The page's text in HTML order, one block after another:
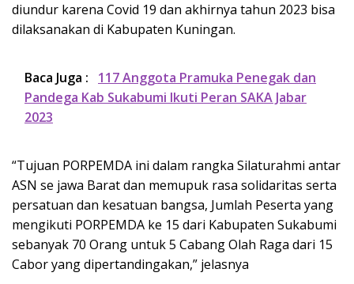
diundur karena Covid 19 dan akhirnya tahun 2023 bisa
dilaksanakan di Kabupaten Kuningan.
Baca Juga :
117 Anggota Pramuka Penegak dan
Pandega Kab Sukabumi Ikuti Peran SAKA Jabar
2023
“Tujuan PORPEMDA ini dalam rangka Silaturahmi antar
ASN se jawa Barat dan memupuk rasa solidaritas serta
persatuan dan kesatuan bangsa, Jumlah Peserta yang
mengikuti PORPEMDA ke 15 dari Kabupaten Sukabumi
sebanyak 70 Orang untuk 5 Cabang Olah Raga dari 15
Cabor yang dipertandingakan,” jelasnya